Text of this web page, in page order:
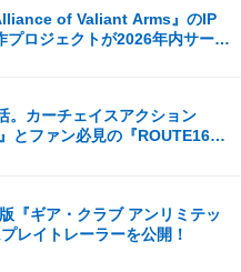
of Valiant Arms』のIP
プロジェクトが2026年内サービ
。カーチェイスアクション
とファン必見の『ROUTE16
『ギア・クラブ アンリミテッ
レイトレーラーを公開！